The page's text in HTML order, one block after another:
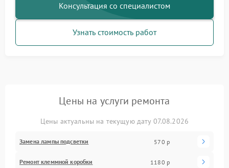
Консультация со специалистом
Узнать стоимость работ
Цены на услуги ремонта
Цены актуальны на текущую дату 07.08.2026
Замена лампы подсветки 570 р
Ремонт клеммной коробки 1180 р